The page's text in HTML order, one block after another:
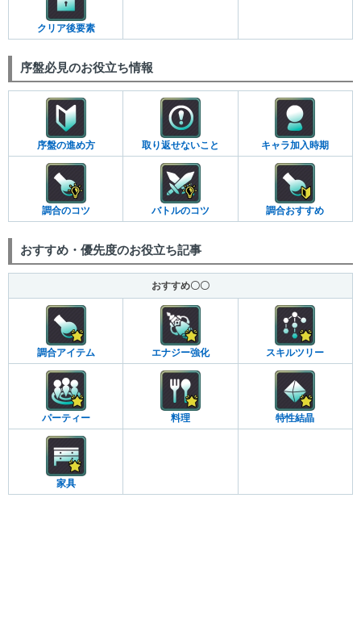
クリア後要素
序盤必見のお役立ち情報
序盤の進め方 取り返せないこと キャラ加入時期
調合のコツ バトルのコツ 調合おすすめ
おすすめ・優先度のお役立ち記事
おすすめ〇〇
調合アイテム エナジー強化 スキルツリー
パーティー 料理 特性結晶
家具